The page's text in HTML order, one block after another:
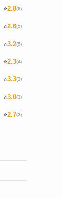
⭐2.8(6)
⭐2.6(5)
⭐3.2(5)
⭐2.3(4)
⭐3.3(3)
⭐3.0(3)
⭐2.7(3)